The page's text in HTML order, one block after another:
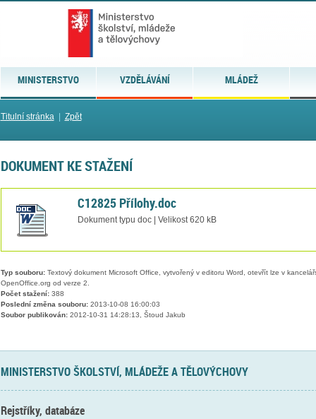
MINISTERSTVO VZDĚLÁVÁNÍ MLÁDEŽ
Titulní stránka| Zpět
DOKUMENT KE STAŽENÍ
C12825 Přílohy.doc
Dokument typu doc | Velikost 620 kB
Typ souboru:Textový dokument Microsoft Office, vytvořený v editoru Word, otevřít lze v
OpenOffice.org od verze 2.
Počet stažení:388
Poslední změna souboru:2013-10-08 16:00:03
Soubor publikován:2012-10-31 14:28:13, Štoud Jakub
MINISTERSTVO ŠKOLSTVÍ, MLÁDEŽE A TĚLOVÝCHOVY
Rejstříky, databáze